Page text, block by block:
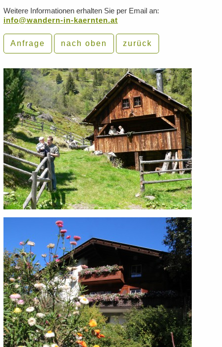
Weitere Informationen erhalten Sie per Email an:
info@wandern-in-kaernten.at
Anfrage nach oben zurück